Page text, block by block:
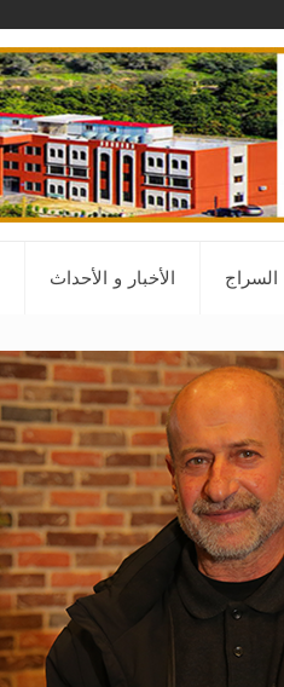
السراج الأخبار و الأحداث